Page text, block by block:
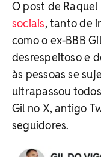
O post de
sociais, tanto de
como o ex-BBB
desrespeitoso e
às pessoas se
ultrapassou
Gil no X, antigo
seguidores.